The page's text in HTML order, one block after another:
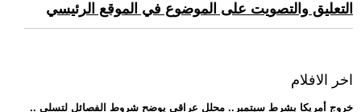
التعليق والتصويت على الموضوع في الموقع الرئيسي
اخر الافلام
.. خروج أمريكا بشرط سبتمبر.. محلل عراقي يوضح شروط الفصائل لتسلي